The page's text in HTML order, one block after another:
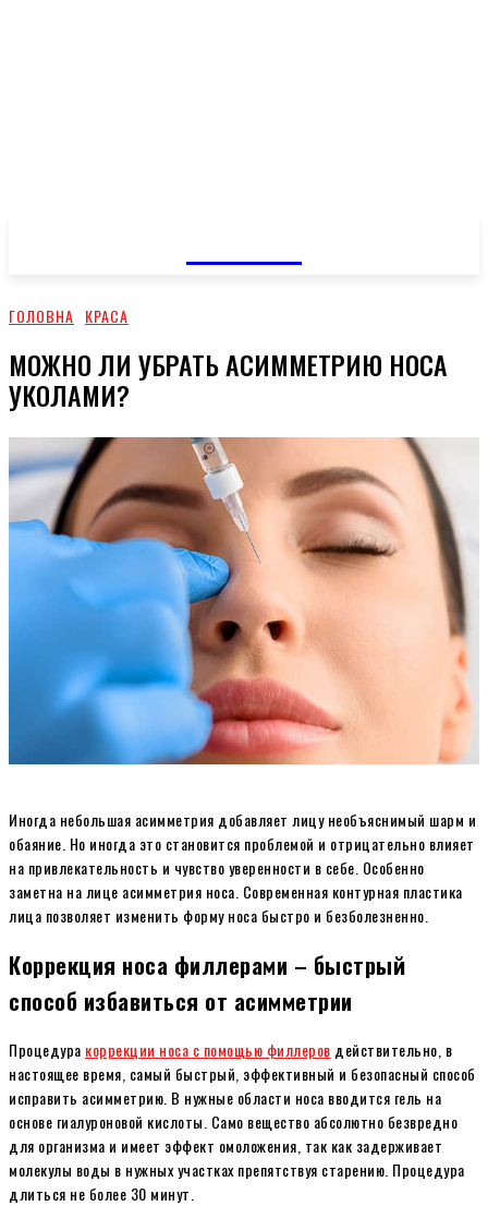
ГОЛОВНА КРАСА
МОЖНО ЛИ УБРАТЬ АСИММЕТРИЮ НОСА
УКОЛАМИ?
Иногда небольшая асимметрия добавляет лицу необъяснимый шарм и
обаяние. Но иногда это становится проблемой и отрицательно влияет
на привлекательность и чувство уверенности в себе. Особенно
заметна на лице асимметрия носа. Современная контурная пластика
лица позволяет изменить форму носа быстро и безболезненно.
Коррекция носа филлерами – быстрый
способ избавиться от асимметрии
Процедура коррекции носа с помощью филлеров действительно, в
настоящее время, самый быстрый, эффективный и безопасный способ
исправить асимметрию. В нужные области носа вводится гель на
основе гиалуроновой кислоты. Само вещество абсолютно безвредно
для организма и имеет эффект омоложения, так как задерживает
молекулы воды в нужных участках препятствуя старению. Процедура
длиться не более 30 минут.